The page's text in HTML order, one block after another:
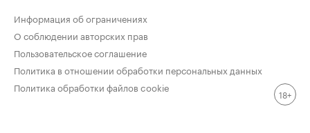
Информация об ограничениях
О соблюдении авторских прав
Пользовательское соглашение
Политика в отношении обработки персональных данных
Политика обработки файлов cookie
18+